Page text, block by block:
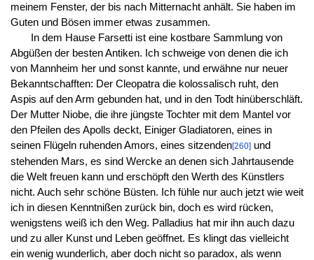
meinem Fenster, der bis nach Mitternacht anhält. Sie haben im
Guten und Bösen immer etwas zusammen.
In dem Hause Farsetti ist eine kostbare Sammlung von
Abgüßen der besten Antiken. Ich schweige von denen die ich
von Mannheim her und sonst kannte, und erwähne nur neuer
Bekanntschafften: Der Cleopatra die kolossalisch ruht, den
Aspis auf den Arm gebunden hat, und in den Todt hinüberschläft.
Der Mutter Niobe, die ihre jüngste Tochter mit dem Mantel vor
den Pfeilen des Apolls deckt, Einiger Gladiatoren, eines in
seinen Flügeln ruhenden Amors, eines sitzenden[260]und
stehenden Mars, es sind Wercke an denen sich Jahrtausende
die Welt freuen kann und erschöpft den Werth des Künstlers
nicht. Auch sehr schöne Büsten. Ich fühle nur auch jetzt wie weit
ich in diesen Kenntnißen zurück bin, doch es wird rücken,
wenigstens weiß ich den Weg. Palladius hat mir ihn auch dazu
und zu aller Kunst und Leben geöffnet. Es klingt das vielleicht
ein wenig wunderlich, aber doch nicht so paradox, als wenn